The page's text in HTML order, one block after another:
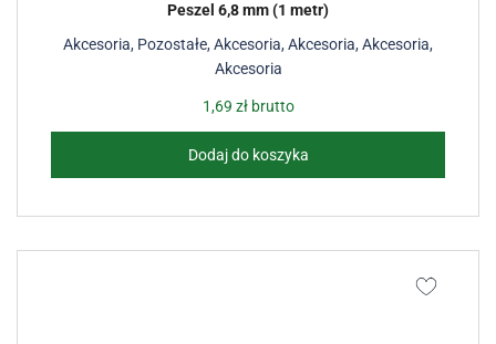
Akcesoria, Pozostałe,Akcesoria,Akcesoria,Akcesoria,
Akcesoria
Peszel 6,8 mm (1 metr)
1,69 złbrutto
Dodaj do koszyka